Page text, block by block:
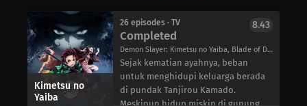
tertandingi dalam hal sulap dan seni
bela diri, yang membuat Merlin
takjub.
Namun, pada ulang tahunnya yang
ke-15, terlihat jelas bahwa Shin
hanya mengembangkan kemampuan
bertarungnya dan tidak ada yang
disebabkan oleh kematian
mendadak ayah mereka, Zeon Zum
Deikun, yang merupakan seorang
pemimpin Spacenoids, digambarkan
dalam empat episode “Chronicle of
Char and Sayla.”
Kimetsu no
Yaiba
26 episodes · TV
Completed
Demon Slayer: Kimetsu no Yaiba, Blade of Demon Destruction, 鬼滅の刃
8.43
Sejak kematian ayahnya, beban
untuk menghidupi keluarga berada
di pundak Tanjirou Kamado.
Meskipun hidup miskin di gunung